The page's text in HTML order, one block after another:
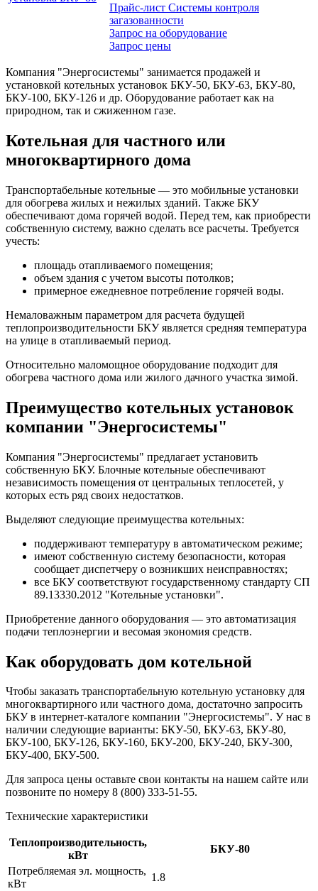
Прайс-лист Системы контроля
загазованности
Запрос на оборудование
Запрос цены
Компания "Энергосистемы" занимается продажей и
установкой котельных установок БКУ-50, БКУ-63, БКУ-80,
БКУ-100, БКУ-126 и др. Оборудование работает как на
природном, так и сжиженном газе.
Котельная для частного или
многоквартирного дома
Транспортабельные котельные — это мобильные установки
для обогрева жилых и нежилых зданий. Также БКУ
обеспечивают дома горячей водой. Перед тем, как приобрести
собственную систему, важно сделать все расчеты. Требуется
учесть:
площадь отапливаемого помещения;
объем здания с учетом высоты потолков;
примерное ежедневное потребление горячей воды.
Немаловажным параметром для расчета будущей
теплопроизводительности БКУ является средняя температура
на улице в отапливаемый период.
Относительно маломощное оборудование подходит для
обогрева частного дома или жилого дачного участка зимой.
Преимущество котельных установок
компании "Энергосистемы"
Компания "Энергосистемы" предлагает установить
собственную БКУ. Блочные котельные обеспечивают
независимость помещения от центральных теплосетей, у
которых есть ряд своих недостатков.
Выделяют следующие преимущества котельных:
поддерживают температуру в автоматическом режиме;
имеют собственную систему безопасности, которая
сообщает диспетчеру о возникших неисправностях;
все БКУ соответствуют государственному стандарту СП
89.13330.2012 "Котельные установки".
Приобретение данного оборудования — это автоматизация
подачи теплоэнергии и весомая экономия средств.
Как оборудовать дом котельной
Чтобы заказать транспортабельную котельную установку для
многоквартирного или частного дома, достаточно запросить
БКУ в интернет-каталоге компании "Энергосистемы". У нас в
наличии следующие варианты: БКУ-50, БКУ-63, БКУ-80,
БКУ-100, БКУ-126, БКУ-160, БКУ-200, БКУ-240, БКУ-300,
БКУ-400, БКУ-500.
Для запроса цены оставьте свои контакты на нашем сайте или
позвоните по номеру 8 (800) 333-51-55.
Технические характеристики
Теплопроизводительность,
кВт
БКУ-80
Потребляемая эл. мощность,
кВт
1.8